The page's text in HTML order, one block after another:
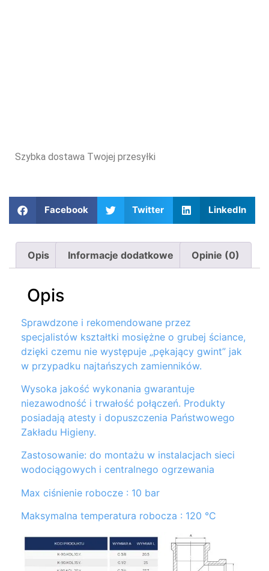
Facebook Twitter LinkedIn
Szybka dostawa Twojej przesyłki
Opis Informacje dodatkowe Opinie (0)
Opis
Sprawdzone i rekomendowane przez
specjalistów kształtki mosiężne o grubej ściance,
dzięki czemu nie występuje „pękający gwint” jak
w przypadku najtańszych zamienników.
Wysoka jakość wykonania gwarantuje
niezawodność i trwałość połączeń. Produkty
posiadają atesty i dopuszczenia Państwowego
Zakładu Higieny.
Zastosowanie: do montażu w instalacjach sieci
wodociągowych i centralnego ogrzewania
Max ciśnienie robocze : 10 bar
Maksymalna temperatura robocza : 120 °C